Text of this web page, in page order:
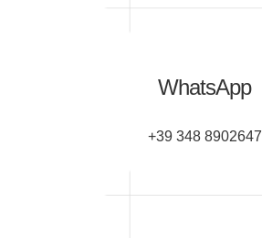
WhatsApp
+39 348 8902647